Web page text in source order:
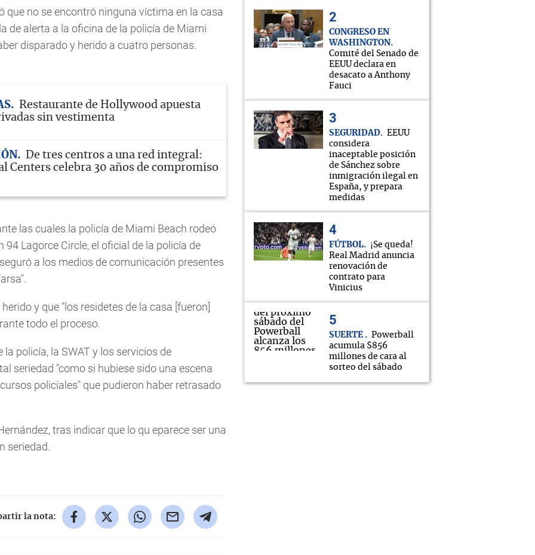
que no se encontró ninguna víctima en la casa
de alerta a la oficina de la policía de Miami
disparado y herido a cuatro personas.
Restaurante de Hollywood apuesta
sin vestimenta
De tres centros a una red integral:
Centers celebra 30 años de compromiso
las cuales la policía de Miami Beach rodeó
Lagorce Circle, el oficial de la policía de
a los medios de comunicación presentes
y que "los residetes de la casa [fueron]
todo el proceso.
policía, la SWAT y los servicios de
seriedad "como si hubiese sido una escena
policiales" que pudieron haber retrasado
tras indicar que lo qu eparece ser una
seriedad.
la nota:
CONGRESO EN
WASHINGTON
Comité del Senado de
EEUU declara en
desacato a Anthony
Fauci
SEGURIDAD
EEUU
considera
inaceptable posición
de Sánchez sobre
inmigración ilegal en
España, y prepara
medidas
FÚTBOL
¡Se queda!
Real Madrid anuncia
renovación de
contrato para
Vinicius
SUERTE
Powerball
acumula $856
millones de cara al
sorteo del sábado